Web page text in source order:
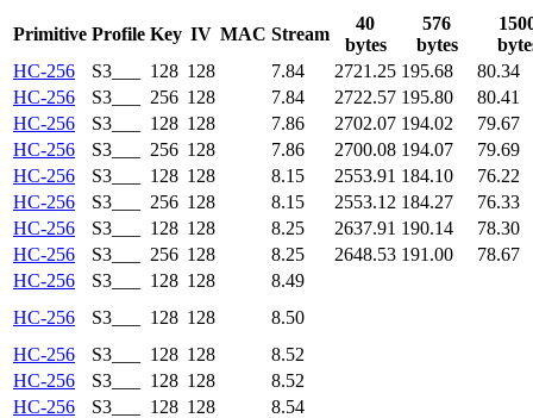
Primitive Profile Key IV MAC Stream
40
bytes
576
bytes
HC-256
S3___ 128 128 7.84 2721.25 195.68
80.34
HC-256
S3___ 256 128 7.84 2722.57 195.80
80.41
HC-256
S3___ 128 128 7.86 2702.07 194.02
79.67
HC-256
S3___ 256 128 7.86 2700.08 194.07
79.69
HC-256
S3___ 128 128 8.15 2553.91 184.10
76.22
HC-256
S3___ 256 128 8.15 2553.12 184.27
76.33
HC-256
S3___ 128 128 8.25 2637.91 190.14
78.30
HC-256
S3___ 256 128 8.25 2648.53 191.00
78.67
HC-256
S3___ 128 128
8.49
HC-256
S3___ 128 128
8.50
HC-256
S3___ 128 128
8.52
HC-256
S3___ 128 128
8.52
HC-256
S3___ 128 128
8.54